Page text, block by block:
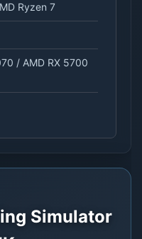
Ryzen 7
/ AMD RX 5700
Simulator